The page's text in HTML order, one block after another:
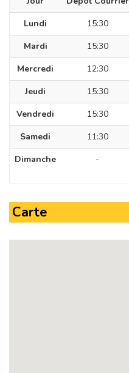
Lundi
15:30
Mardi
15:30
Mercredi
12:30
Jeudi
15:30
Vendredi
15:30
Samedi
11:30
Dimanche
-
Carte